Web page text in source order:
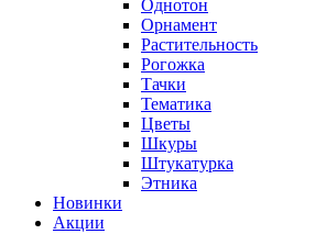
Однотон
Орнамент
Растительность
Рогожка
Тачки
Тематика
Цветы
Шкуры
Штукатурка
Этника
Новинки
Акции